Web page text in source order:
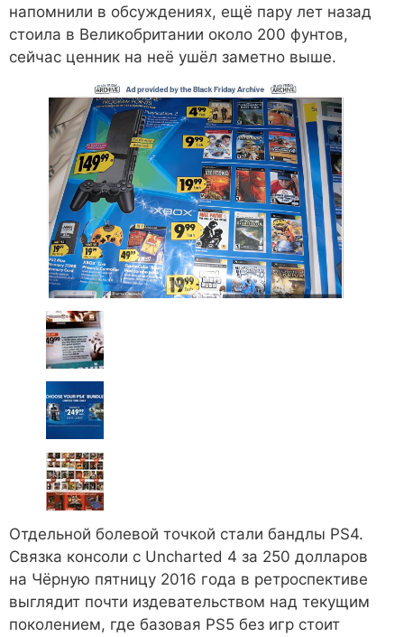
напомнили в обсуждениях, ещё пару лет назад
стоила в Великобритании около 200 фунтов,
сейчас ценник на неё ушёл заметно выше.
Отдельной болевой точкой стали бандлы PS4.
Связка консоли с Uncharted 4 за 250 долларов
на Чёрную пятницу 2016 года в ретроспективе
выглядит почти издевательством над текущим
поколением, где базовая PS5 без игр стоит